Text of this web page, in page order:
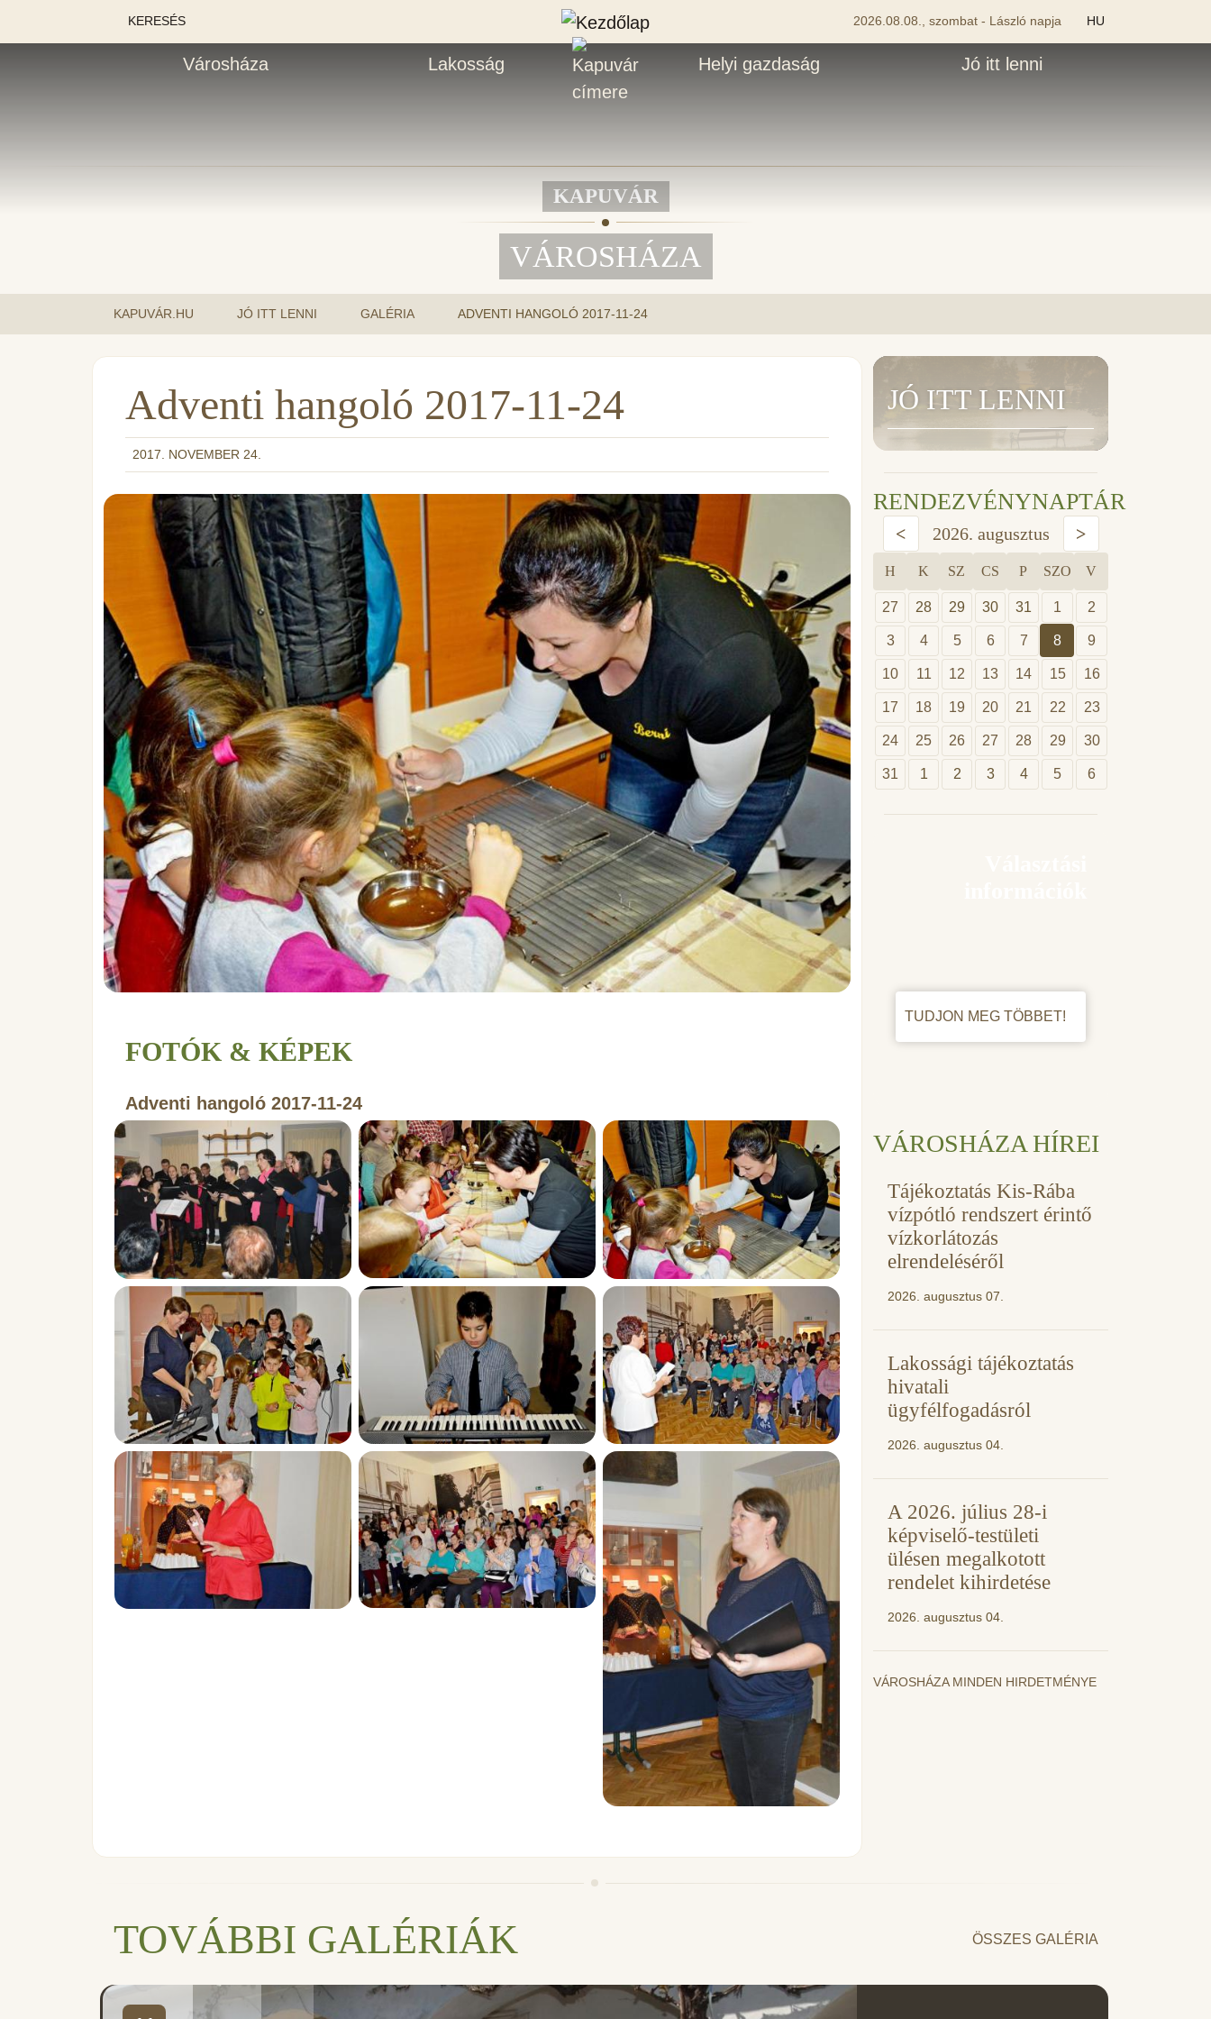
KERESÉS 2026.08.08., szombat - László napja HU
Városháza Lakosság Helyi gazdaság Jó itt lenni
KAPUVÁR
VÁROSHÁZA
KAPUVÁR.HU JÓ ITT LENNI GALÉRIA ADVENTI HANGOLÓ 2017-11-24
Adventi hangoló 2017-11-24
2017. NOVEMBER 24.
FOTÓK & KÉPEK
Adventi hangoló 2017-11-24
JÓ ITT LENNI
RENDEZVÉNYNAPTÁR
< 2026. augusztus >
H K SZ CS P SZO V
27 28 29 30 31 1 2
3 4 5 6 7 8 9
10 11 12 13 14 15 16
17 18 19 20 21 22 23
24 25 26 27 28 29 30
31 1 2 3 4 5 6
TUDJON MEG TÖBBET!
VÁROSHÁZA HÍREI
Tájékoztatás Kis-Rába
vízpótló rendszert érintő
vízkorlátozás
elrendeléséről
2026. augusztus 07.
Lakossági tájékoztatás
hivatali
ügyfélfogadásról
2026. augusztus 04.
A 2026. július 28-i
képviselő-testületi
ülésen megalkotott
rendelet kihirdetése
2026. augusztus 04.
VÁROSHÁZA MINDEN HIRDETMÉNYE
TOVÁBBI GALÉRIÁK ÖSSZES GALÉRIA